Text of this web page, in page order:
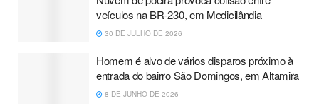
veículos na BR-230, em Medicilândia
30 DE JULHO DE 2026
Homem é alvo de vários disparos próximo à
entrada do bairro São Domingos, em Altamira
8 DE JUNHO DE 2026